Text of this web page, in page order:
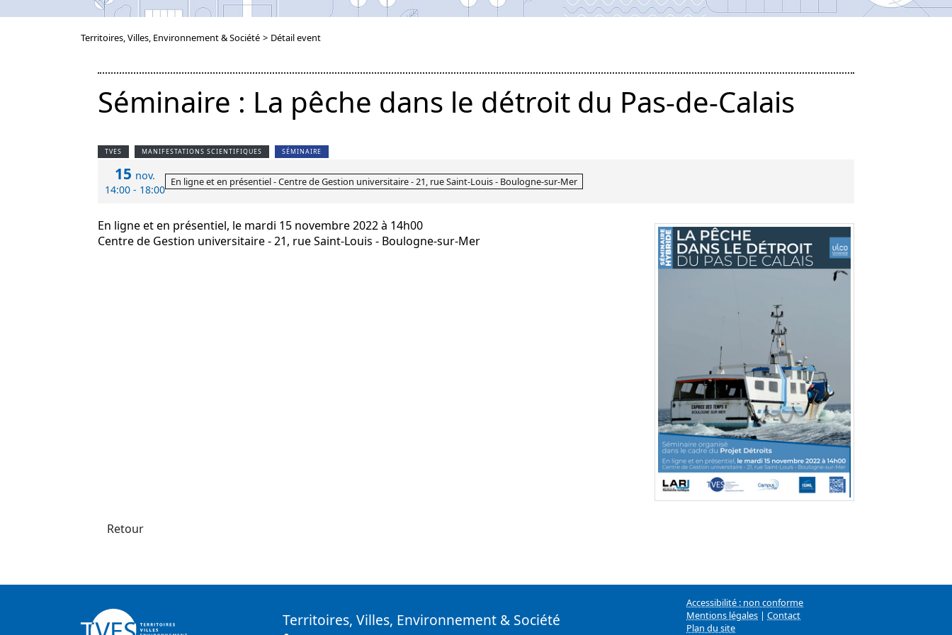
Territoires, Villes, Environnement & Société > Détail event
Séminaire : La pêche dans le détroit du Pas-de-Calais
TVES MANIFESTATIONS SCIENTIFIQUES SÉMINAIRE
15 nov.
14:00 - 18:00
En ligne et en présentiel - Centre de Gestion universitaire - 21, rue Saint-Louis - Boulogne-sur-Mer
En ligne et en présentiel, le mardi 15 novembre 2022 à 14h00
Centre de Gestion universitaire - 21, rue Saint-Louis - Boulogne-sur-Mer
Retour
Territoires, Villes, Environnement & Société
Accessibilité : non conforme
Mentions légales | Contact
Plan du site